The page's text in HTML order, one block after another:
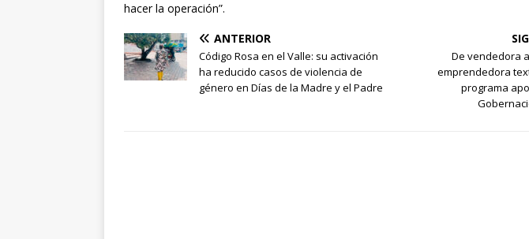
hacer la operación”.
ANTERIOR
Código Rosa en el Valle: su activación
ha reducido casos de violencia de
género en Días de la Madre y el Padre
De vendedora
emprendedora
programa